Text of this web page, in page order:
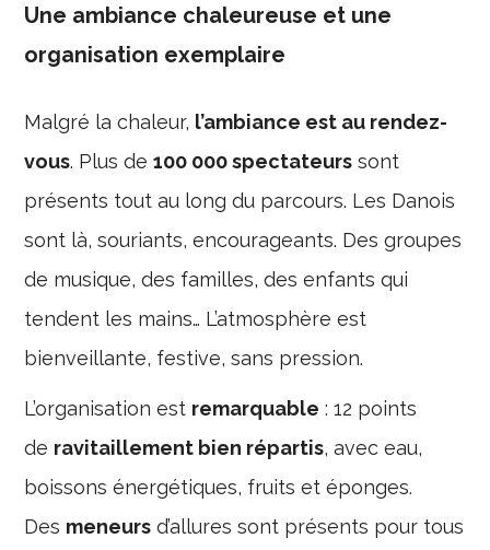
Une ambiance chaleureuse et une
organisation exemplaire
Malgré la chaleur, l’ambiance est au rendez-
vous. Plus de100 000 spectateurs sont
présents tout au long du parcours. Les Danois
sont là, souriants, encourageants. Des groupes
de musique, des familles, des enfants qui
tendent les mains… L’atmosphère est
bienveillante, festive, sans pression.
L’organisation est remarquable : 12 points
de ravitaillement bien répartis, avec eau,
boissons énergétiques, fruits et éponges.
Des meneurs d’allures sont présents pour tous